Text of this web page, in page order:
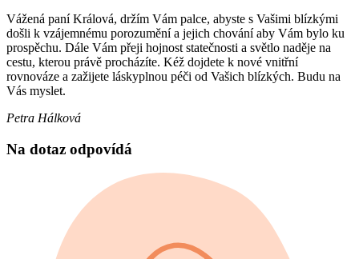
Vážená paní Králová, držím Vám palce, abyste s Vašimi blízkými
došli k vzájemnému porozumění a jejich chování aby Vám bylo ku
prospěchu. Dále Vám přeji hojnost statečnosti a světlo naděje na
cestu, kterou právě procházíte. Kéž dojdete k nové vnitřní
rovnováze a zažijete láskyplnou péči od Vašich blízkých. Budu na
Vás myslet.
Petra Hálková
Na dotaz odpovídá